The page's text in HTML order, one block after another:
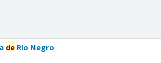
de Río Negro